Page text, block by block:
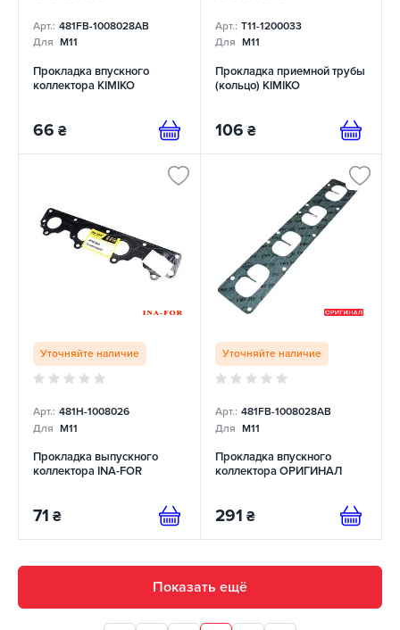
Арт.: 481FB-1008028AB
Для M11
Прокладка впускного
коллектора KIMIKO
66 ₴
Арт.: T11-1200033
Для M11
Прокладка приемной трубы
(кольцо) KIMIKO
106 ₴
Уточняйте наличие
Арт.: 481H-1008026
Для M11
Прокладка выпускного
коллектора INA-FOR
71 ₴
Уточняйте наличие
Арт.: 481FB-1008028AB
Для M11
Прокладка впускного
коллектора ОРИГИНАЛ
291 ₴
Показать ещё